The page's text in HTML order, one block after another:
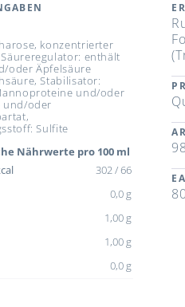
konzentrierter
enthält
oder Äpfelsäure
Stabilisator:
und/oder
und/oder
Sulfite
Nährwerte pro 100 ml
302 / 66
0,0 g
1,00 g
1,00 g
0,0 g